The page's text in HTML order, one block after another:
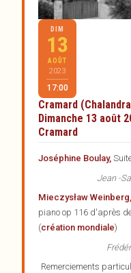
DIM
13
AOÛT
2023
17:00
Cramard
Dimanche 13 août
Cramard
Joséphine Boulay,
Jean -
Mieczysław Weinberg,
piano op 116 d'après
(création mondiale)
Remerciements